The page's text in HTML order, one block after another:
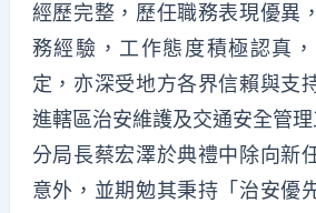
經歷完整，歷任職務表現優異
務經驗，工作態度積極認真
定，亦深受地方各界信賴與支
進轄區治安維護及交通安全管理
分局長蔡宏澤於典禮中除向新
意外，並期勉其秉持「治安優